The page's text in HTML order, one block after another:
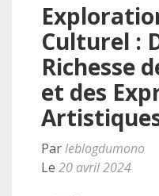
Culturel :
Richesse
et des
Parleblogdumono
Le 20 avril 2024